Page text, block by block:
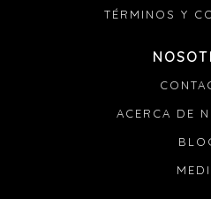
TÉRMINOS Y
ACERCA DE